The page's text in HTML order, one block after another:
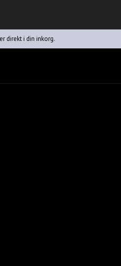
direkt i din inkorg.